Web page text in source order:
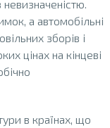
а автомобільні
зборів і
цінах на кінцеві
в країнах, що